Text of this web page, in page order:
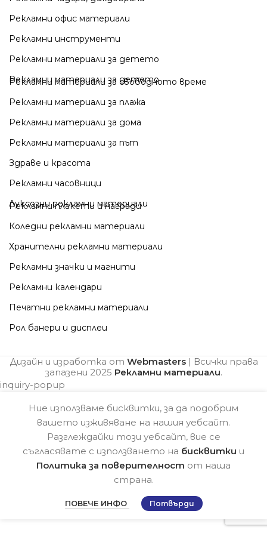
Рекламни офис материали
Рекламни инструменти
Рекламни материали за детето
Рекламни материали за детето
Рекламни материали за свободното време
Рекламни материали за плажа
Рекламни материали за дома
Рекламни материали за път
Здраве и красота
Рекламни часовници
Луксозни рекламни материали
Рекламни плакети и награди
Коледни рекламни материали
Хранителни рекламни материали
Рекламни значки и магнити
Рекламни календари
Печатни рекламни материали
Рол банери и дисплеи
Дизайн и изработка от Webmasters| Всички права
запазени 2025 Рекламни материали.
inquiry-popup
Ние използваме бисквитки, за да подобрим
вашето изживяване на нашия уебсайт.
Разглеждайки този уебсайт, вие се
съгласявате с използването на бисквитки и
Политика за поверителност от наша
страна.
ПОВЕЧЕ ИНФО Потвърди